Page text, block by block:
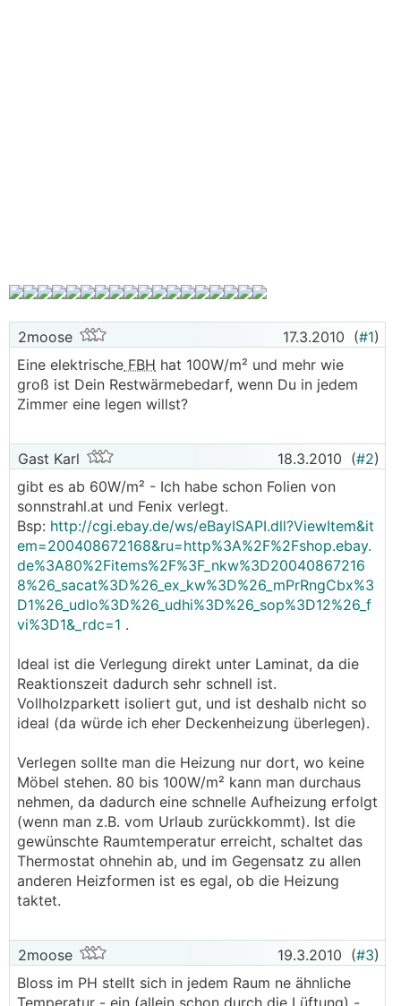
2moose 17.3.2010 (#1)
Eine elektrische FBH hat 100W/m² und mehr wie
groß ist Dein Restwärmebedarf, wenn Du in jedem
Zimmer eine legen willst?
Gast Karl 18.3.2010 (#2)
gibt es ab 60W/m² - Ich habe schon Folien von
sonnstrahl.at und Fenix verlegt.
Bsp: http://cgi.ebay.de/ws/eBayISAPI.dll?ViewItem&it
em=200408672168&ru=http%3A%2F%2Fshop.ebay.
de%3A80%2Fitems%2F%3F_nkw%3D20040867216
8%26_sacat%3D%26_ex_kw%3D%26_mPrRngCbx%3
D1%26_udlo%3D%26_udhi%3D%26_sop%3D12%26_f
vi%3D1&_rdc=1 .
Ideal ist die Verlegung direkt unter Laminat, da die
Reaktionszeit dadurch sehr schnell ist.
Vollholzparkett isoliert gut, und ist deshalb nicht so
ideal (da würde ich eher Deckenheizung überlegen).
Verlegen sollte man die Heizung nur dort, wo keine
Möbel stehen. 80 bis 100W/m² kann man durchaus
nehmen, da dadurch eine schnelle Aufheizung erfolgt
(wenn man z.B. vom Urlaub zurückkommt). Ist die
gewünschte Raumtemperatur erreicht, schaltet das
Thermostat ohnehin ab, und im Gegensatz zu allen
anderen Heizformen ist es egal, ob die Heizung
taktet.
2moose 19.3.2010 (#3)
Bloss im PH stellt sich in jedem Raum ne ähnliche
Temperatur - ein (allein schon durch die Lüftung) -